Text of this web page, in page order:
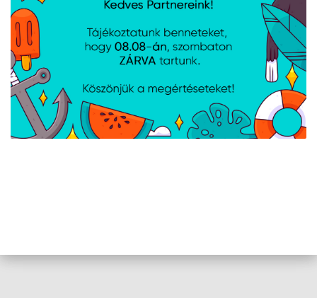
Tartalmazott
tartozékok
Első zár, Felhasználói kézikönyv,
Felhasználói útmutató, Földelő
kábel, Hátsó zár, Kerekek fékkel,
Lábak, M6-os csavarok, Oldalzárak,
Szellőzőpanel (6 ventilátor)
AJÁNLATUNKBÓL